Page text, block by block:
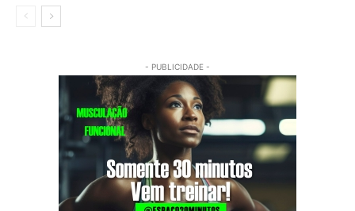
- PUBLICIDADE -